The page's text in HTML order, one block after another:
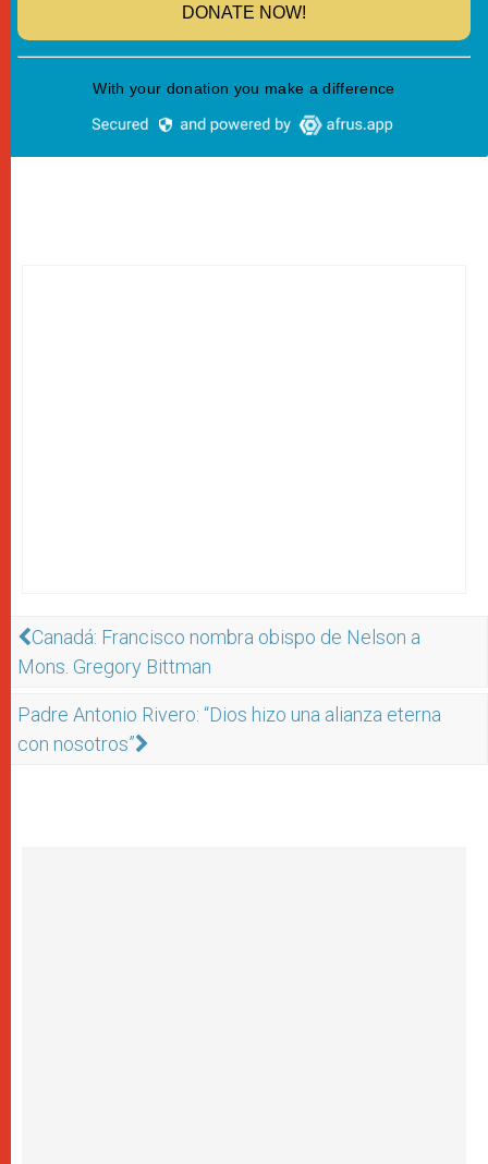
Canadá: Francisco nombra obispo de Nelson a
Mons. Gregory Bittman
Padre Antonio Rivero: “Dios hizo una alianza eterna
con nosotros”